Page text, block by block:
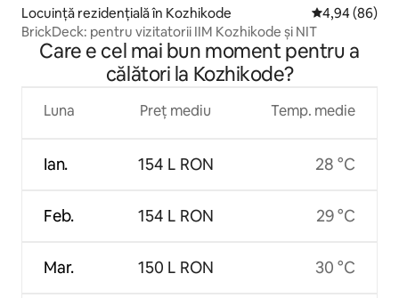
Locuință rezidențială în Kozhikode Scor mediu
4,94 (86)
BrickDeck: pentru vizitatorii IIM Kozhikode și NIT
Care e cel mai bun moment pentru a
călători la Kozhikode?
Luna
Ian.
Feb.
Mar.
Preț mediu
154 L RON
154 L RON
150 L RON
Temp. medie
28 °C
29 °C
30 °C